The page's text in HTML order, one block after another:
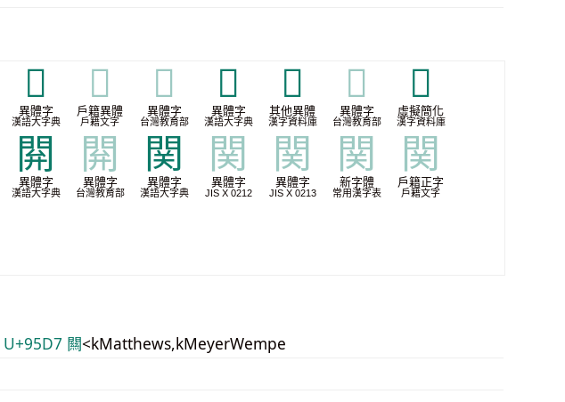
𨶚
異體字
漢語大字典
𨶚
戶籍異體
戶籍文字
𨶚
異體字
台灣教育部
𨷀
異體字
漢語大字典
𫔢
其他異體
漢字資料庫
𫔢
異體字
台灣教育部
𬮦
虛擬簡化
漢字資料庫
閞
異體字
漢語大字典
閞
異體字
台灣教育部
関
異體字
漢語大字典
関
異體字
JIS X 0212
関
異體字
JIS X 0213
関
新字體
常用漢字表
関
戶籍正字
戶籍文字
U+95D7 闗<kMatthews,kMeyerWempe